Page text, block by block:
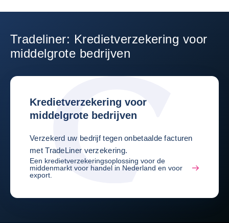
Tradeliner: Kredietverzekering voor
middelgrote bedrijven
Kredietverzekering voor
middelgrote bedrijven
Verzekerd uw bedrijf tegen onbetaalde facturen
met TradeLiner verzekering.
Een kredietverzekeringsoplossing voor de
middenmarkt voor handel in Nederland en voor
export.